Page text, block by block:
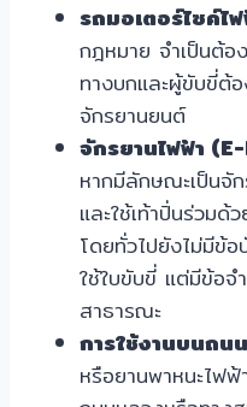
รถมอเตอร์ไซค์ไ
กฎหมาย จำเป็นต้อ
ทางบกและผู้ขับขี่ต้
จักรยานยนต์
จักรยานไฟฟ้า
หากมีลักษณะเป็นจั
และใช้เท้าปั่นร่วมด้
โดยทั่วไปยังไม่มีข้
ใช้ใบขับขี่ แต่มีข้อจ
สาธารณะ
การใช้งานบนถน
หรือยานพาหนะไฟฟ้